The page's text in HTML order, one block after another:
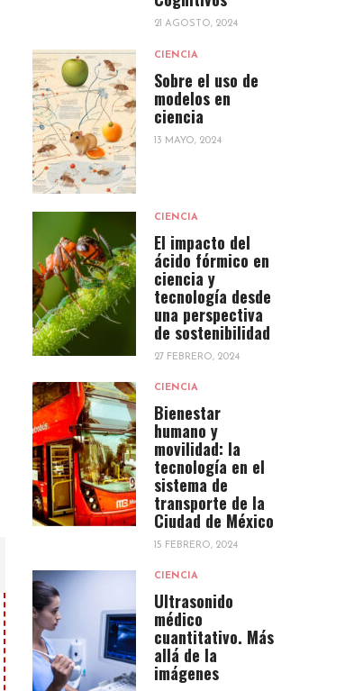
21 AGOSTO, 2024
CIENCIA
Sobre el uso de
modelos en
ciencia
13 MAYO, 2024
CIENCIA
El impacto del
ácido fórmico en
ciencia y
tecnología desde
una perspectiva
de sostenibilidad
27 FEBRERO, 2024
CIENCIA
Bienestar
humano y
movilidad: la
tecnología en el
sistema de
transporte de la
Ciudad de México
15 FEBRERO, 2024
CIENCIA
Ultrasonido
médico
cuantitativo. Más
allá de la
imágenes